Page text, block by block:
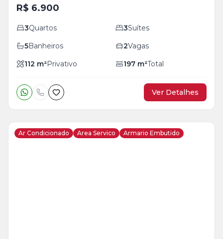
R$ 6.900
3Quartos 3Suítes
5Banheiros 2Vagas
112 m²Privativo 197 m²Total
Ver Detalhes
Ar Condicionado Area Servico Armario Embutido